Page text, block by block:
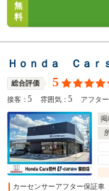
無
料
Ｈｏｎｄａ Ｃａｒ
総合評価 5
接客：5 雰囲気：5 アフタ
掲
カーセンサーアフター保証車